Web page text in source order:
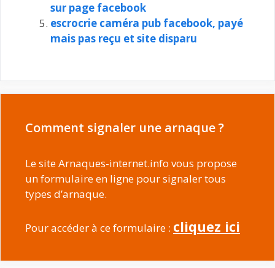
sur page facebook
escrocrie caméra pub facebook, payé
mais pas reçu et site disparu
Comment signaler une arnaque ?
Le site Arnaques-internet.info vous propose
un formulaire en ligne pour signaler tous
types d’arnaque.
Pour accéder à ce formulaire : cliquez ici